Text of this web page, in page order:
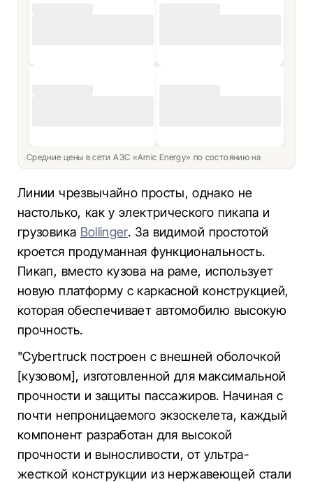
Средние цены в сети АЗС «Amic Energy» по состоянию на
Линии чрезвычайно просты, однако не
настолько, как у электрического пикапа и
грузовика Bollinger. За видимой простотой
кроется продуманная функциональность.
Пикап, вместо кузова на раме, использует
новую платформу с каркасной конструкцией,
которая обеспечивает автомобилю высокую
прочность.
"Cybertruck построен с внешней оболочкой
[кузовом], изготовленной для максимальной
прочности и защиты пассажиров. Начиная с
почти непроницаемого экзоскелета, каждый
компонент разработан для высокой
прочности и выносливости, от ультра-
жесткой конструкции из нержавеющей стали